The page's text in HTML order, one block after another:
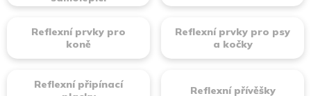
Reflexní prvky pro
koně
Reflexní prvky pro psy
a kočky
Reflexní připínací
Reflexní přívěšky